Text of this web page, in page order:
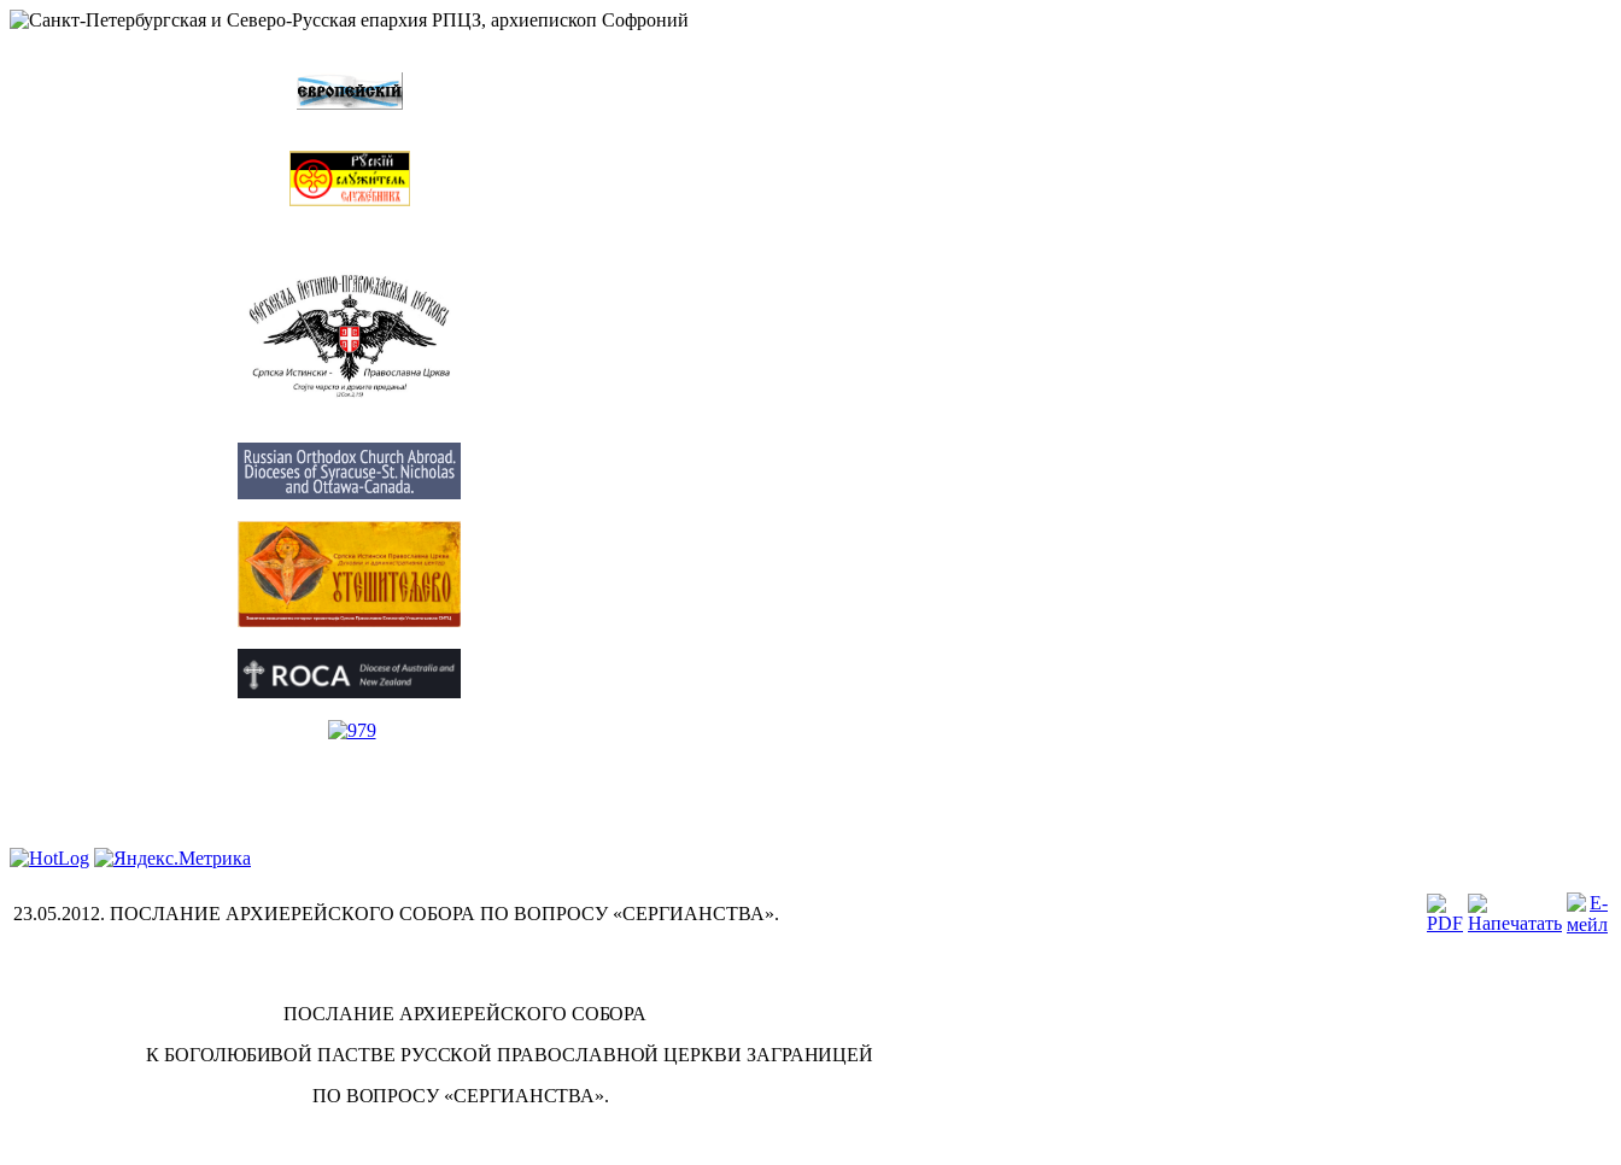
23.05.2012. ПОСЛАНИЕ АРХИЕРЕЙСКОГО СОБОРА ПО ВОПРОСУ «СЕРГИАНСТВА».
ПОСЛАНИЕ АРХИЕРЕЙСКОГО СОБОРА
К БОГОЛЮБИВОЙ ПАСТВЕ РУССКОЙ ПРАВОСЛАВНОЙ ЦЕРКВИ ЗАГРАНИЦЕЙ
ПО ВОПРОСУ «СЕРГИАНСТВА».